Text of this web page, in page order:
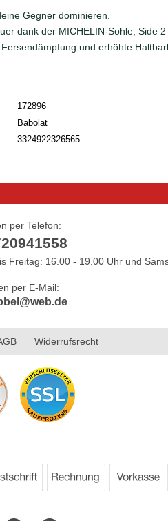
Gegner dominieren.
dank der MICHELIN-Sohle, Side
und erhöhte
172896
Babolat
3324922326565
per Telefon:
Freitag: 16.00 - 19.00 Uhr und
per E-Mail:
Widerrufsrecht